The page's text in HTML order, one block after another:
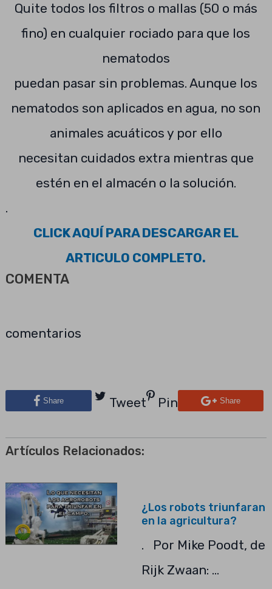
Quite todos los filtros o mallas (50 o más
fino) en cualquier rociado para que los
nematodos
puedan pasar sin problemas. Aunque los
nematodos son aplicados en agua, no son
animales acuáticos y por ello
necesitan cuidados extra mientras que
estén en el almacén o la solución.
.
CLICK AQUÍ PARA DESCARGAR EL
ARTICULO COMPLETO.
COMENTA
comentarios
Share Tweet Pin Share
Artículos Relacionados:
¿Los robots triunfaran
en la agricultura?
. Por Mike Poodt, de
Rijk Zwaan: …